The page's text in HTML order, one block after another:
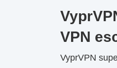
VPN
VyprVPN